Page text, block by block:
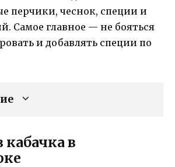
перчики, чеснок, специи и
Самое главное — не бояться
и добавлять специи по
в